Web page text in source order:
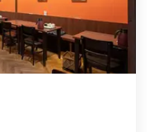
手でした。脱衣所にはタオル
やウォーターサーバーも。